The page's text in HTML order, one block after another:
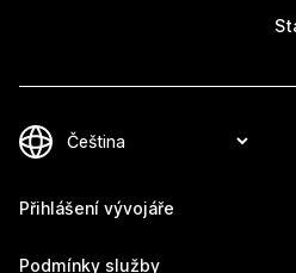
Přihlášení vývojáře
Podmínky služby